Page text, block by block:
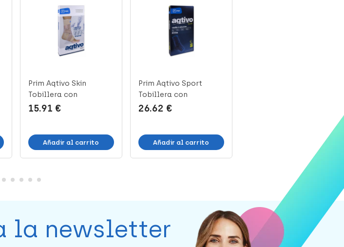
Prim Aqtivo Skin
Tobillera con
Almohadillas en 8...
15.91 €
Añadir al carrito
Prim Aqtivo Sport
Tobillera con
Almohadillas en ...
26.62 €
Añadir al carrito
la newsletter